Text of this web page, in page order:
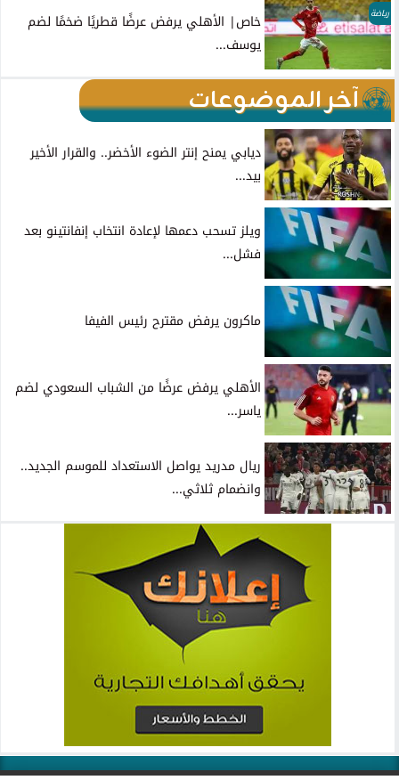
رياضة
خاص| الأهلي يرفض عرضًا قطريًا ضخمًا لضم
يوسف...
آخر الموضوعات
ديابي يمنح إنتر الضوء الأخضر.. والقرار الأخير
بيد...
ويلز تسحب دعمها لإعادة انتخاب إنفانتينو بعد
فشل...
ماكرون يرفض مقترح رئيس الفيفا
الأهلي يرفض عرضًا من الشباب السعودي لضم
ياسر...
ريال مدريد يواصل الاستعداد للموسم الجديد..
وانضمام ثلاثي...